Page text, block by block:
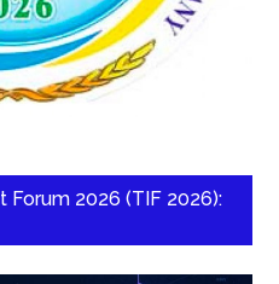
Forum 2026 (TIF 2026):